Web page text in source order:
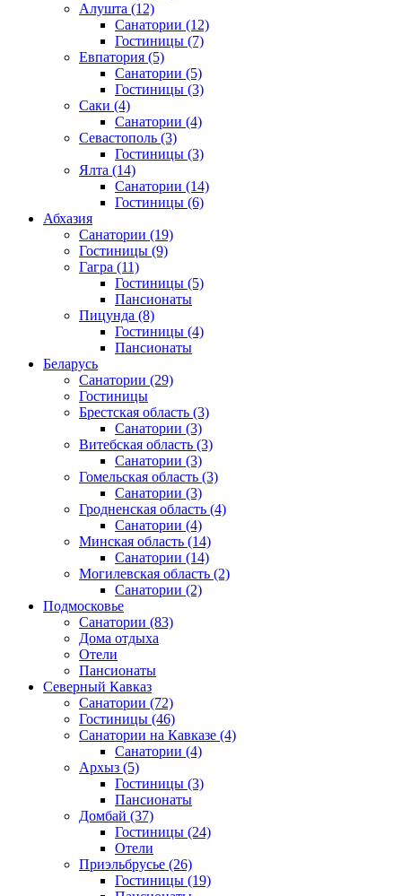
Алушта (12)
Санатории (12)
Гостиницы (7)
Евпатория (5)
Санатории (5)
Гостиницы (3)
Саки (4)
Санатории (4)
Севастополь (3)
Гостиницы (3)
Ялта (14)
Санатории (14)
Гостиницы (6)
Абхазия
Санатории (19)
Гостиницы (9)
Гагра (11)
Гостиницы (5)
Пансионаты
Пицунда (8)
Гостиницы (4)
Пансионаты
Беларусь
Санатории (29)
Гостиницы
Брестская область (3)
Санатории (3)
Витебская область (3)
Санатории (3)
Гомельская область (3)
Санатории (3)
Гродненская область (4)
Санатории (4)
Минская область (14)
Санатории (14)
Могилевская область (2)
Санатории (2)
Подмосковье
Санатории (83)
Дома отдыха
Отели
Пансионаты
Северный Кавказ
Санатории (72)
Гостиницы (46)
Санатории на Кавказе (4)
Санатории (4)
Архыз (5)
Гостиницы (3)
Пансионаты
Домбай (37)
Гостиницы (24)
Отели
Приэльбрусье (26)
Гостиницы (19)